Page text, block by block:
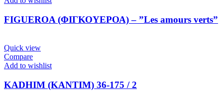
FIGUEROA (ΦΙΓΚΟΥΕΡΟΑ) – ”Les amours verts”
Quick view
Compare
Add to wishlist
KADHIM (ΚΑΝΤΙΜ) 36-175 / 2